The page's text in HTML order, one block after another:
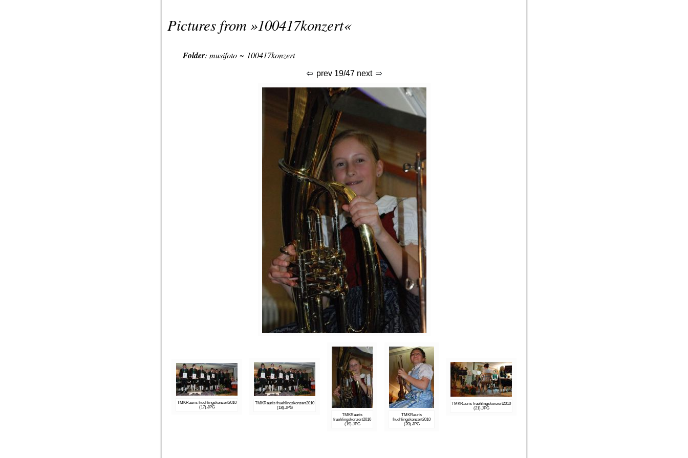
Pictures from »100417konzert«
Folder: musifoto ~ 100417konzert
prev19/47 next
TMKRauris fruehlingskonzert2010
(17).JPG
TMKRauris fruehlingskonzert2010
(18).JPG
TMKRauris
fruehlingskonzert2010
(19).JPG
TMKRauris
fruehlingskonzert2010
(20).JPG
TMKRauris fruehlingskonzert2010
(21).JPG